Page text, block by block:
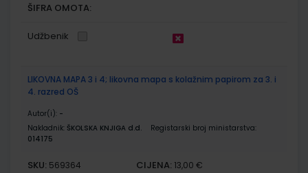
ŠIFRA OMOTA:
Udžbenik
LIKOVNA MAPA 3 i 4; likovna mapa s kolažnim papirom za 3. i
4. razred OŠ
Autor(i): -
Nakladnik: ŠKOLSKA KNJIGA d.d.
Registarski broj ministarstva:
014175
SKU: 569364 CIJENA: 13,00 €